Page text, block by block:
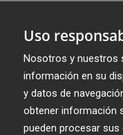
al golfista
o ex jugadores de
o el Barcelona.
Bob Voulgaris,
de la
con un
Uso
Nosotros y nuestros
información en su
y datos de
obtener información
pueden procesar